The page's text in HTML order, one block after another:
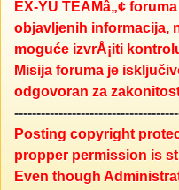
EX-YU TEAMâ„¢
objavljenih informacija,
moguće izvrÅ¡iti
Misija foruma je
odgovoran za
Posting copyright
propper permission is
Even though